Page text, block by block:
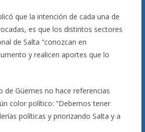
que la intención de cada una de
es que los distintos sectores
de Salta “conozcan en
y realicen aportes que lo
de Güemes no hace referencias
color político: “Debemos tener
políticas y priorizando Salta y a